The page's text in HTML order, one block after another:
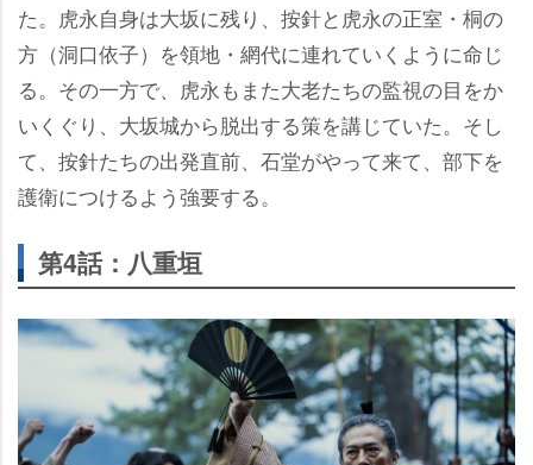
た。虎永自身は大坂に残り、按針と虎永の正室・桐の
方（洞口依子）を領地・網代に連れていくように命じ
る。その一方で、虎永もまた大老たちの監視の目をか
いくぐり、大坂城から脱出する策を講じていた。そし
て、按針たちの出発直前、石堂がやって来て、部下を
護衛につけるよう強要する。
第4話：八重垣